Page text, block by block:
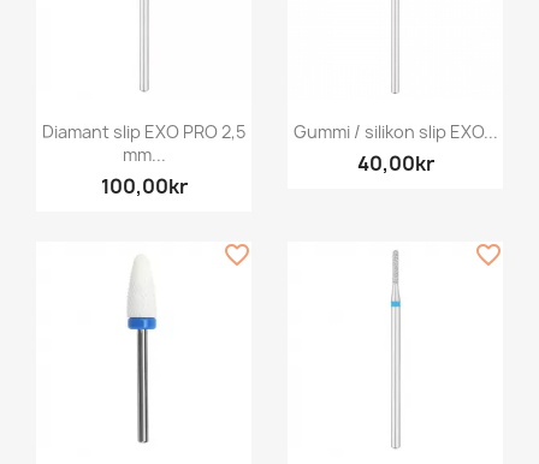
Diamant slip EXO PRO 2,5
mm...
100,00kr
Gummi / silikon slip EXO...
40,00kr
favorite_border favorite_border